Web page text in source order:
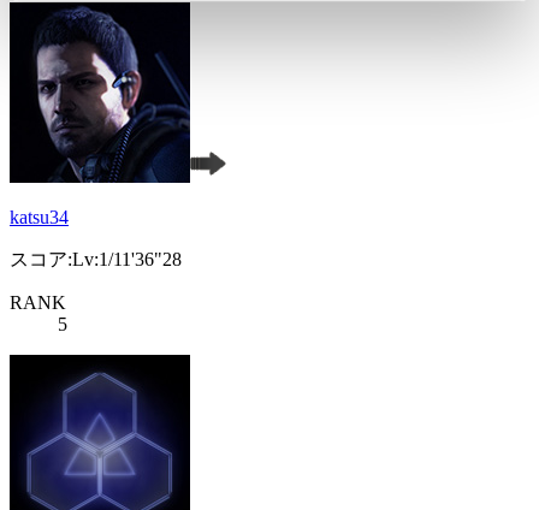
katsu34
スコア:Lv:1/11'36"28
RANK
5